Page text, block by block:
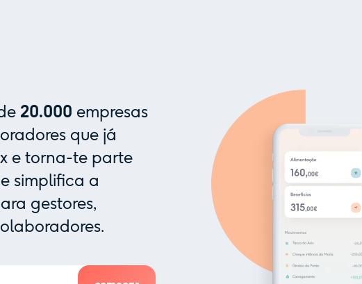
20.000 empresas
que já
e torna-te parte
simplifica a
gestores,